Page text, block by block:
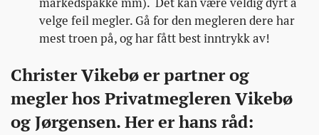
velge feil megler. Gå for den megleren dere har
mest troen på, og har fått best inntrykk av!
Christer Vikebø er partner og
megler hos Privatmegleren Vikebø
og Jørgensen. Her er hans råd: